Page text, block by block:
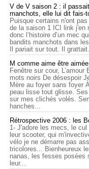
V de V saison 2 : il
manchots, elle lui dit fais-
Puisque certains n'ont
de la saison 1 ICI link j'en
donc l’histoire d’un mec
bandits manchots dans
Il pariait sur tout. Il
M comme aime être
Fenêtre sur cour,
mots noirs De désespoir
Mère au foyer sans foyer
peau lisse tout glisse.
sur mes clichés volés.
hanches...
Rétrospective 2006 : les
1- J'adore les mecs, le
leur scooter, qui
vélo je ne démarre pas
tricolores... Bienheureux
nanas, les fesses posées
leur...